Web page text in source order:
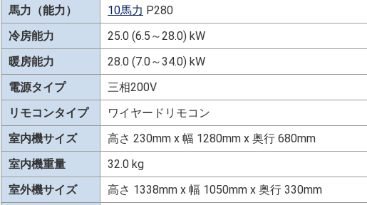
馬力（能力）
10馬力 P280
冷房能力
25.0 (6.5～28.0) kW
暖房能力
28.0 (7.0～34.0) kW
電源タイプ
三相200V
リモコンタイプ
ワイヤードリモコン
室内機サイズ
高さ 230mm x 幅 1280mm x 奥行 680mm
室内機重量
32.0 kg
室外機サイズ
高さ 1338mm x 幅 1050mm x 奥行 330mm